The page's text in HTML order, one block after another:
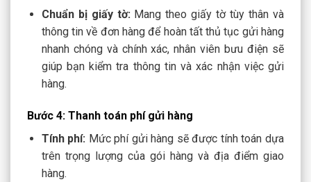
Chuẩn bị giấy tờ: Mang theo giấy tờ tùy thân và
thông tin về đơn hàng để hoàn tất thủ tục gửi hàng
nhanh chóng và chính xác, nhân viên bưu điện sẽ
giúp bạn kiểm tra thông tin và xác nhận việc gửi
hàng.
Bước 4: Thanh toán phí gửi hàng
Tính phí: Mức phí gửi hàng sẽ được tính toán dựa
trên trọng lượng của gói hàng và địa điểm giao
hàng.